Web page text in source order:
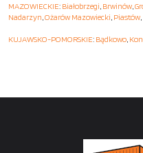
MAZOWIECKIE: Białobrzegi, Brwinów,
Nadarzyn,Ożarów Mazowiecki, Piastów,
KUJAWSKO-POMORSKIE: Bądkowo,